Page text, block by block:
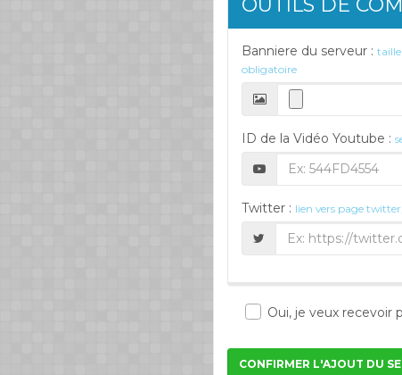
OUTILS DE
Banniere du serveur :
obligatoire
ID de la Vidéo Youtube :
Twitter : lien vers page
Oui, je veux recevoir
CONFIRMER L'AJOUT DU